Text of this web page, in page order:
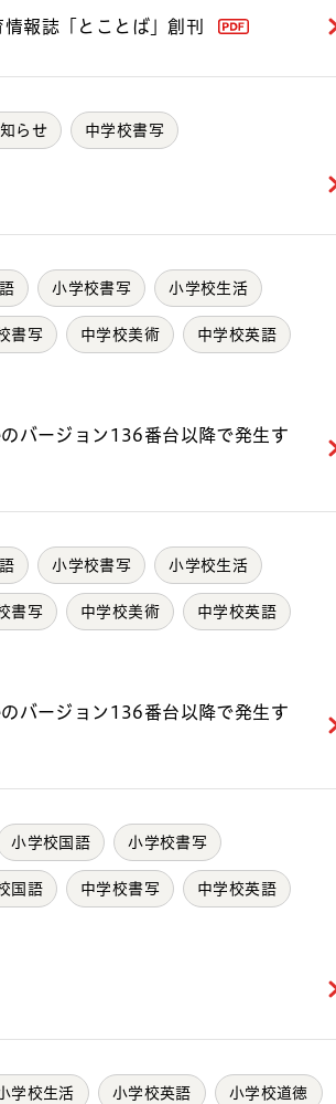
報誌「とことば」創刊
らせ 中学校書写
小学校書写 小学校生活
書写 中学校美術 中学校英語
バージョン136番台以降で発生す
小学校書写 小学校生活
書写 中学校美術 中学校英語
バージョン136番台以降で発生す
小学校国語 小学校書写
国語 中学校書写 中学校英語
学校生活 小学校英語 小学校道徳